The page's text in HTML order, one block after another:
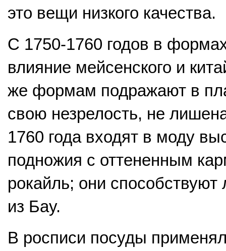
это вещи низкого качества.
С 1750-1760 годов в
влияние мейсенского и
же формам подражают в
свою незрелость, не
1760 года входят в моду
подножия с оттененным
рокайль; они
из Бау.
В росписи посуды